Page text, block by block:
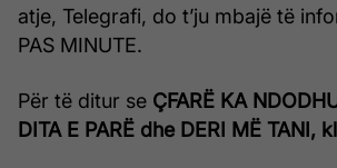
atje, Telegrafi, do t’ju mbajë të
PAS MINUTE.
Për të ditur se ÇFARË KA
DITA E PARË dhe DERI MË TANI,